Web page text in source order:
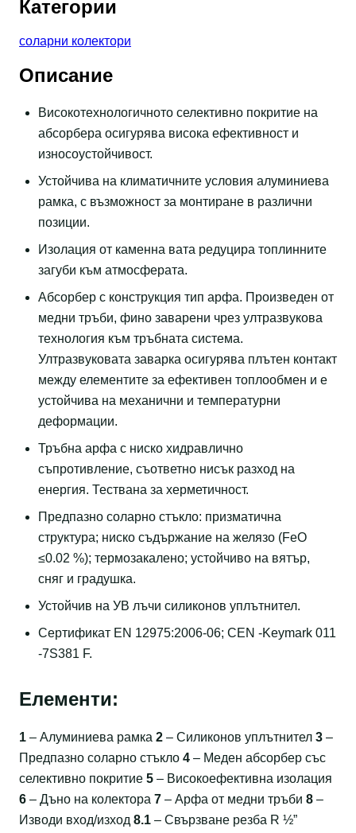
Категории
соларни колектори
Описание
Високотехнологичното селективно покритие на
абсорбера осигурява висока ефективност и
износоустойчивост.
Устойчива на климатичните условия алуминиева
рамка, с възможност за монтиране в различни
позиции.
Изолация от каменна вата редуцира топлинните
загуби към атмосферата.
Абсорбер с конструкция тип арфа. Произведен от
медни тръби, фино заварени чрез ултразвукова
технология към тръбната система.
Ултразвуковата заварка осигурява плътен контакт
между елементите за ефективен топлообмен и е
устойчива на механични и температурни
деформации.
Тръбна арфа с ниско хидравлично
съпротивление, съответно нисък разход на
енергия. Тествана за херметичност.
Предпазно соларно стъкло: призматична
структура; ниско съдържание на желязо (FeO
≤0.02 %); термозакалено; устойчиво на вятър,
сняг и градушка.
Устойчив на УВ лъчи силиконов уплътнител.
Сертификат EN 12975:2006-06; CEN -Keymark 011
-7S381 F.
Елементи:
1 – Алуминиева рамка 2 – Силиконов уплътнител 3 –
Предпазно соларно стъкло 4 – Меден абсорбер със
селективно покритие 5 – Високоефективна изолация
6 – Дъно на колектора 7 – Арфа от медни тръби 8 –
Изводи вход/изход 8.1 – Свързване резба R ½”